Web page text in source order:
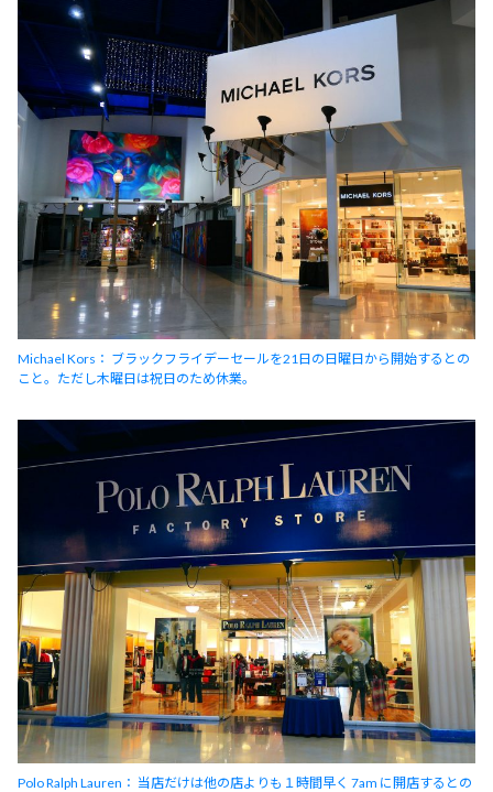
Michael Kors： ブラックフライデーセールを21日の日曜日から開始するとの
こと。ただし木曜日は祝日のため休業。
Polo Ralph Lauren： 当店だけは他の店よりも１時間早く 7am に開店するとの